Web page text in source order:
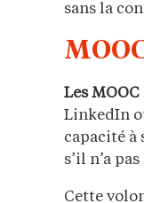
sans la
Les
LinkedIn
capacité à
s’il n’a
Cette